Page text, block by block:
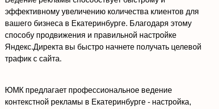
эффективному увеличению количества клиентов для
вашего бизнеса в Екатеринбурге. Благодаря этому
способу продвижения и правильной настройке
Яндекс.Директа вы быстро начнете получать целевой
трафик с сайта.
ЮМК предлагает профессиональное ведение
контекстной рекламы в Екатеринбурге - настройка,